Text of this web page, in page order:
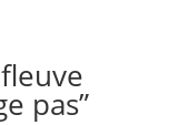
pas”